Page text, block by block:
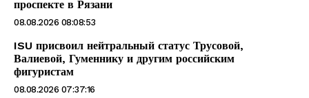
проспекте в Рязани
08.08.2026 08:08:53
ISU присвоил нейтральный статус Трусовой,
Валиевой, Гуменнику и другим российским
фигуристам
08.08.2026 07:37:16